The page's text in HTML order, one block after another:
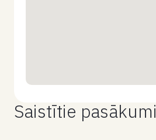
Saistītie pasākumi